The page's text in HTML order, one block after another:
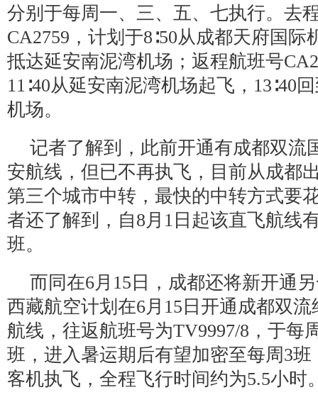
分别于每周一、三、五、七执行。去
CA2759，计划于8∶50从成都天府国际
抵达延安南泥湾机场；返程航班号
11∶40从延安南泥湾机场起飞，13∶40
机场。
记者了解到，此前开通有成都双流
安航线，但已不再执飞，目前从成都
第三个城市中转，最快的中转方式要
者还了解到，自8月1日起该直飞航线
班。
而同在6月15日，成都还将新开通
西藏航空计划在6月15日开通成都双
航线，往返航班号为TV9997/8，于每
班，进入暑运期后有望加密至每周3班
客机执飞，全程飞行时间约为5.5小时